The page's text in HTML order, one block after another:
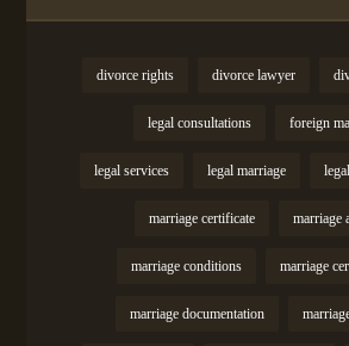
divorce lawyer
divorce rights
foreign
legal consultations
legal marriage
legal services
marriage
marriage certificate
marriage
marriage conditions
marriage documentation